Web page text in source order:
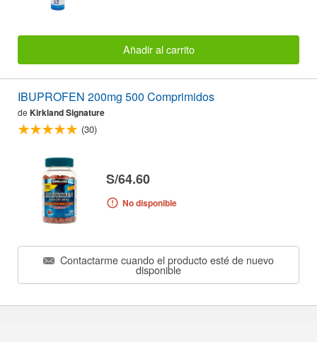
Añadir al carrito
IBUPROFEN 200mg 500 Comprimidos
de Kirkland Signature
(30)
S/64.60
No disponible
Contactarme cuando el producto esté de nuevo
disponible